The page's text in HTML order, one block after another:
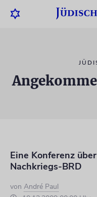
Eine Konferenz
Nachkriegs-BRD
von André Paul